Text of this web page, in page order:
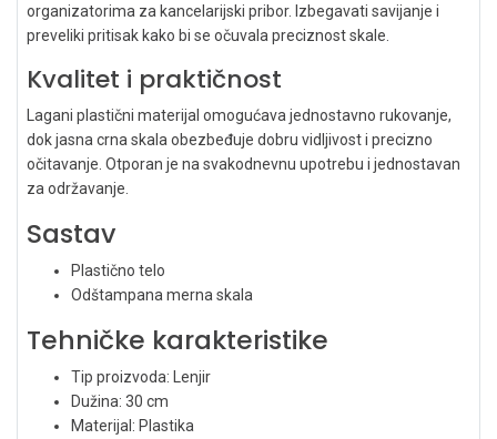
organizatorima za kancelarijski pribor. Izbegavati savijanje i
preveliki pritisak kako bi se očuvala preciznost skale.
Kvalitet i praktičnost
Lagani plastični materijal omogućava jednostavno rukovanje,
dok jasna crna skala obezbeđuje dobru vidljivost i precizno
očitavanje. Otporan je na svakodnevnu upotrebu i jednostavan
za održavanje.
Sastav
Plastično telo
Odštampana merna skala
Tehničke karakteristike
Tip proizvoda: Lenjir
Dužina: 30 cm
Materijal: Plastika